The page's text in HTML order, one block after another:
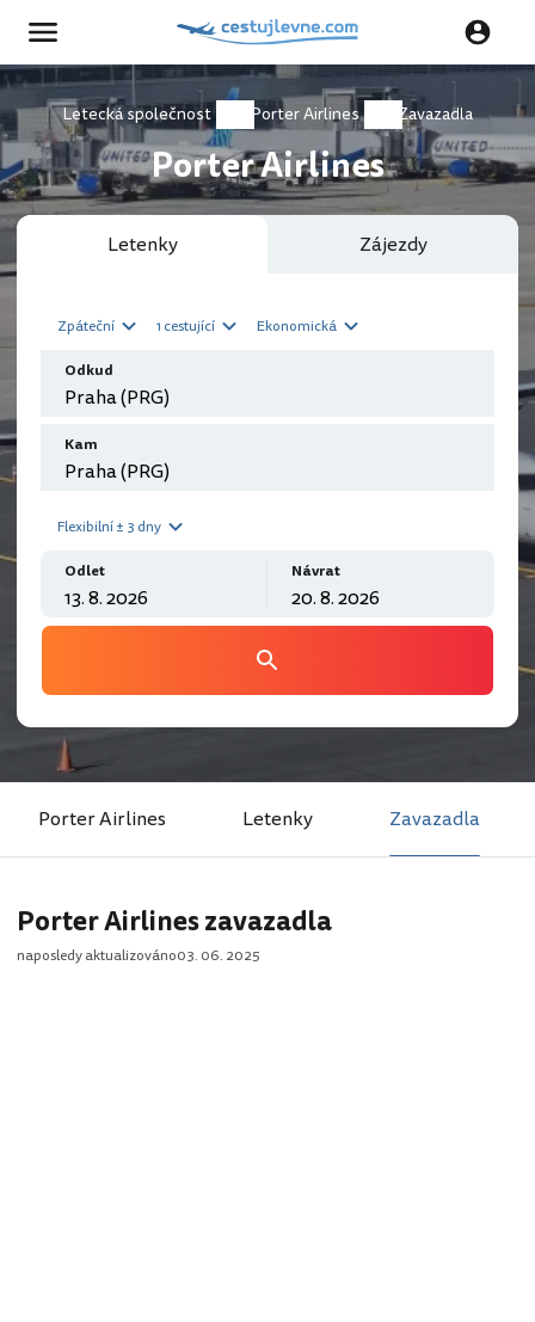
Letecká společnost Porter Airlines Zavazadla
Porter Airlines
Letenky Zájezdy
Zpáteční 1 cestující Ekonomická
Odkud
Kam
Flexibilní ± 3 dny
Odlet Návrat
Porter Airlines Letenky Zavazadla
Porter Airlines zavazadla
naposledy aktualizováno03. 06. 2025